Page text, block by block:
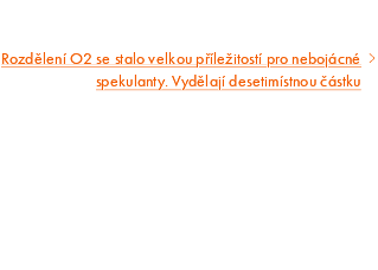
Následující
Rozdělení O2 se stalo velkou příležitostí pro nebojácné
spekulanty. Vydělají desetimístnou částku